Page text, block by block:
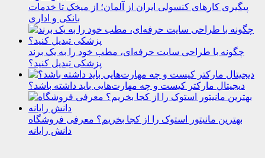
پیگیری کارهای کنسولی ایران از آلمان؛ از میخک تا خدمات
بانکی و اداری
چگونه با طراحی سایت حرفه‌ای، مطب خود را به یک برند
پزشکی تبدیل کنید؟
دیجیتال مارکتر کیست و چه مهارت‌هایی باید داشته باشد؟
بهترین مانیتور استوک را از کجا بخریم؟ معرفی فروشگاه
دانش رایانه